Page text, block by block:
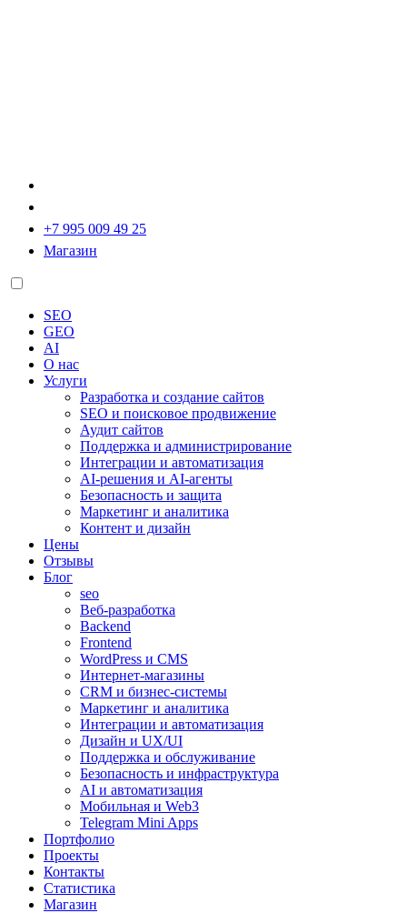
+7 995 009 49 25
Магазин
SEO
GEO
AI
О нас
Услуги
Разработка и создание сайтов
SEO и поисковое продвижение
Аудит сайтов
Поддержка и администрирование
Интеграции и автоматизация
AI-решения и AI-агенты
Безопасность и защита
Маркетинг и аналитика
Контент и дизайн
Цены
Отзывы
Блог
seo
Веб-разработка
Backend
Frontend
WordPress и CMS
Интернет-магазины
CRM и бизнес-системы
Маркетинг и аналитика
Интеграции и автоматизация
Дизайн и UX/UI
Поддержка и обслуживание
Безопасность и инфраструктура
AI и автоматизация
Мобильная и Web3
Telegram Mini Apps
Портфолио
Проекты
Контакты
Статистика
Магазин